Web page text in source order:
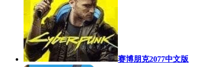
赛博朋克2077中文版